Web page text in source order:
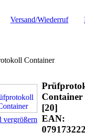
Versand/Wiederruf
Container
vergrößern
Container
[20]
EAN: